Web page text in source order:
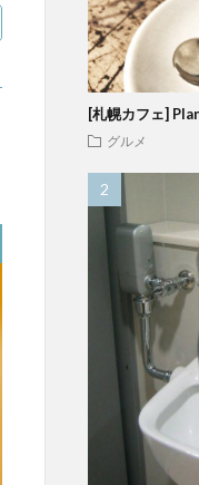
[札幌カフェ]
グルメ